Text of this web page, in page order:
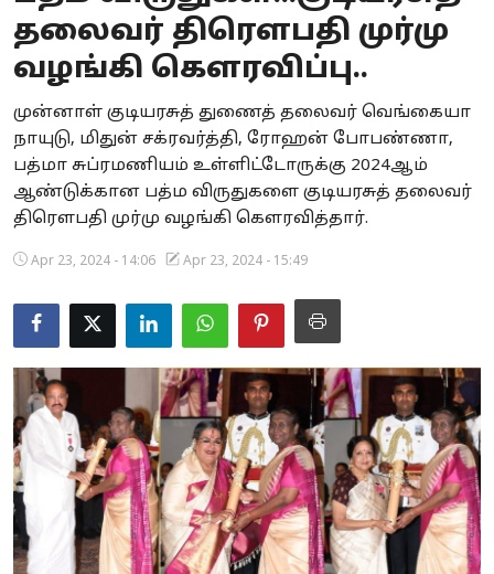
Business
Crime
Tamilnadu
National
World
Spirituality
Weather
Politics
தலைவர் திரௌபதி முர்மு
வழங்கி கௌரவிப்பு..
முன்னாள் குடியரசுத் துணைத் தலைவர் வெங்கையா
நாயுடு, மிதுன் சக்ரவர்த்தி, ரோஹன் போபண்ணா,
பத்மா சுப்ரமணியம் உள்ளிட்டோருக்கு 2024ஆம்
ஆண்டுக்கான பத்ம விருதுகளை குடியரசுத் தலைவர்
திரௌபதி முர்மு வழங்கி கௌரவித்தார்.
Apr 23, 2024 - 14:06 Apr 23, 2024 - 15:49